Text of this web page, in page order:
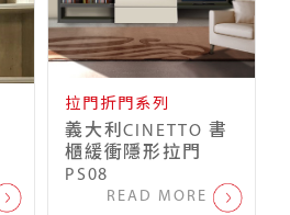
拉門折門系列
義大利CINETTO 書
櫃緩衝隱形拉門
PS08
READ MORE